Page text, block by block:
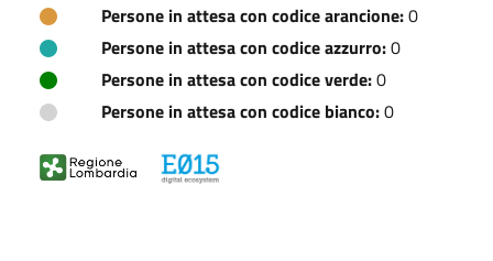
Persone in attesa con codice arancione:0
Persone in attesa con codice azzurro:0
Persone in attesa con codice verde:0
Persone in attesa con codice bianco:0